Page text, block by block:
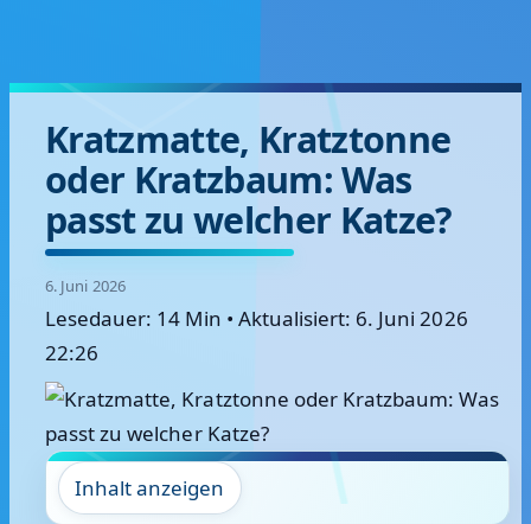
Kratzmatte, Kratztonne
oder Kratzbaum: Was
passt zu welcher Katze?
6. Juni 2026
Lesedauer: 14 Min • Aktualisiert: 6. Juni 2026
22:26
Inhalt anzeigen